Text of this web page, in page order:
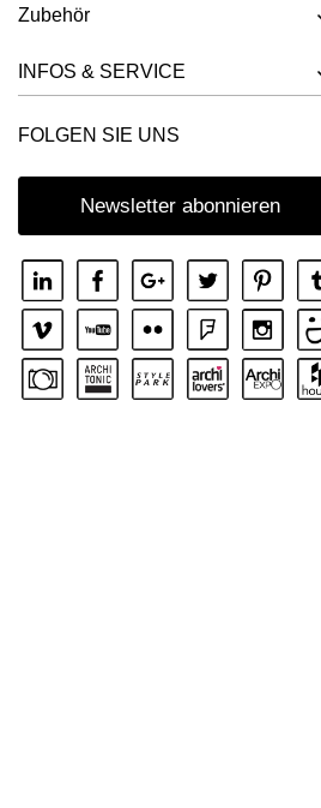
Zubehör
INFOS & SERVICE
FOLGEN SIE UNS
Newsletter abonnieren